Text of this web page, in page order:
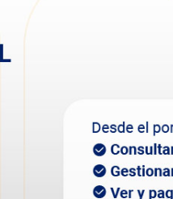
291 artefactos de
que “el recambio de
tarea sencilla ya que
antes de su
y el cableado
de renovación e
es seguir reemplazando